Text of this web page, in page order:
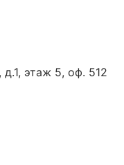
этаж 5, оф. 512